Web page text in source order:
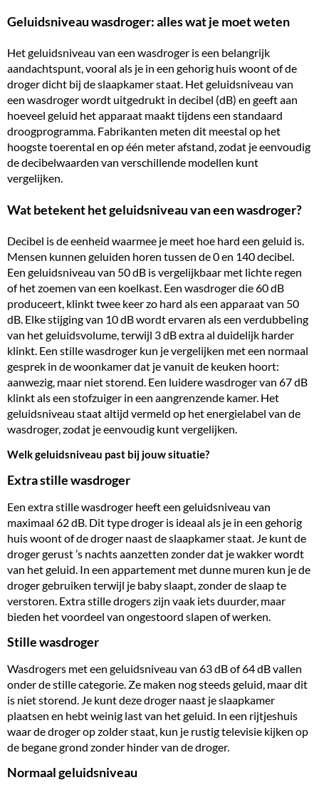
Geluidsniveau wasdroger: alles wat je moet weten
Het geluidsniveau van een wasdroger is een belangrijk
aandachtspunt, vooral als je in een gehorig huis woont of de
droger dicht bij de slaapkamer staat. Het geluidsniveau van
een wasdroger wordt uitgedrukt in decibel (dB) en geeft aan
hoeveel geluid het apparaat maakt tijdens een standaard
droogprogramma. Fabrikanten meten dit meestal op het
hoogste toerental en op één meter afstand, zodat je eenvoudig
de decibelwaarden van verschillende modellen kunt
vergelijken.
Wat betekent het geluidsniveau van een wasdroger?
Decibel is de eenheid waarmee je meet hoe hard een geluid is.
Mensen kunnen geluiden horen tussen de 0 en 140 decibel.
Een geluidsniveau van 50 dB is vergelijkbaar met lichte regen
of het zoemen van een koelkast. Een wasdroger die 60 dB
produceert, klinkt twee keer zo hard als een apparaat van 50
dB. Elke stijging van 10 dB wordt ervaren als een verdubbeling
van het geluidsvolume, terwijl 3 dB extra al duidelijk harder
klinkt. Een stille wasdroger kun je vergelijken met een normaal
gesprek in de woonkamer dat je vanuit de keuken hoort:
aanwezig, maar niet storend. Een luidere wasdroger van 67 dB
klinkt als een stofzuiger in een aangrenzende kamer. Het
geluidsniveau staat altijd vermeld op hetenergielabel van de
wasdroger, zodat je eenvoudig kunt vergelijken.
Welk geluidsniveau past bij jouw situatie?
Extra stille wasdroger
Een extra stille wasdroger heeft een geluidsniveau van
maximaal 62 dB. Dit type droger is ideaal als je in een gehorig
huis woont of de droger naast de slaapkamer staat. Je kunt de
droger gerust ’s nachts aanzetten zonder dat je wakker wordt
van het geluid. In een appartement met dunne muren kun je de
droger gebruiken terwijl je baby slaapt, zonder de slaap te
verstoren. Extra stille drogers zijn vaak iets duurder, maar
bieden het voordeel van ongestoord slapen of werken.
Stille wasdroger
Wasdrogers met een geluidsniveau van 63 dB of 64 dB vallen
onder de stille categorie. Ze maken nog steeds geluid, maar dit
is niet storend. Je kunt deze droger naast je slaapkamer
plaatsen en hebt weinig last van het geluid. In een rijtjeshuis
waar de droger op zolder staat, kun je rustig televisie kijken op
de begane grond zonder hinder van de droger.
Normaal geluidsniveau